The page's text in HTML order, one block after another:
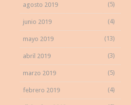
agosto 2019 (5)
junio 2019 (4)
mayo 2019 (13)
abril 2019 (3)
marzo 2019 (5)
febrero 2019 (4)